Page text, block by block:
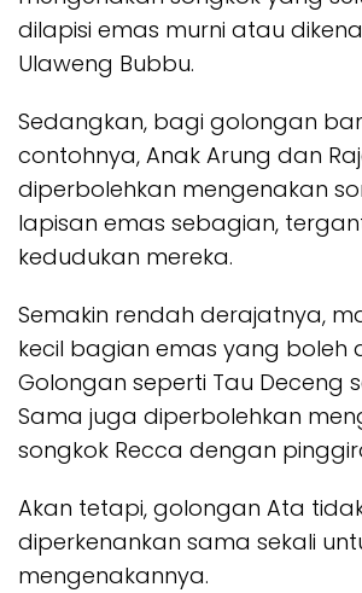
dilapisi emas murni atau
Ulaweng Bubbu.
Sedangkan, bagi golongan
contohnya, Anak Arung dan
diperbolehkan mengenakan
lapisan emas sebagian,
kedudukan mereka.
Semakin rendah derajatnya,
kecil bagian emas yang boleh
Golongan seperti Tau Deceng
Sama juga diperbolehkan
songkok Recca dengan
Akan tetapi, golongan Ata
diperkenankan sama sekali
mengenakannya.